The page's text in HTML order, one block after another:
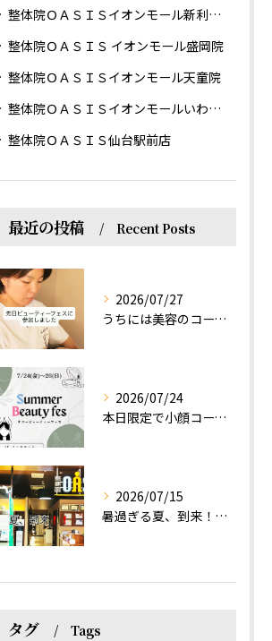
整体院ＯＡＳＩＳイオンモール新利府南館院
整体院ＯＡＳＩＳ イオンモール盛岡院
整体院ＯＡＳＩＳイオンモール天童院
整体院ＯＡＳＩＳイオンモールいわき小名浜院
整体院ＯＡＳＩＳ仙台駅前店
最近の投稿 Recent Posts
2026/07/27
うちには美容のコースもあるって伝えなきゃ！えっほっえxty
2026/07/24
本日限定で小顔コース体験(ワンコイン)実施します！
2026/07/15
暑過ぎる夏、到来！だるさを感じる方は、結構不足！？
タグ Tags